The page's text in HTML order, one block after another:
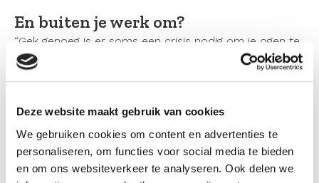
Deze website maakt gebruik van cookies
We gebruiken cookies om content en advertenties te
personaliseren, om functies voor social media te bieden
en om ons websiteverkeer te analyseren. Ook delen we
En buiten je werk om?
“Gek genoeg is er soms een crisis nodig om je ogen te
openen voor nieuwe dingen. Ook letterlijk. Zo kijk ik
vanuit mijn appartement op de tweede verdieping op
nest bouwen. Ze voeren takjes af en aan. Een
heen naar de natuur, maar nu zie ik het letterlijk elke
minuut voor me gebeuren en sta daar bewuster bij stil.
De natuur gaat door, bouwt aan de toekomst. Net als